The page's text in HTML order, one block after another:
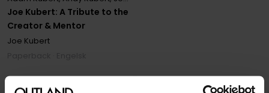
Joe Kubert: A Tribute to the
Creator & Mentor
Joe Kubert